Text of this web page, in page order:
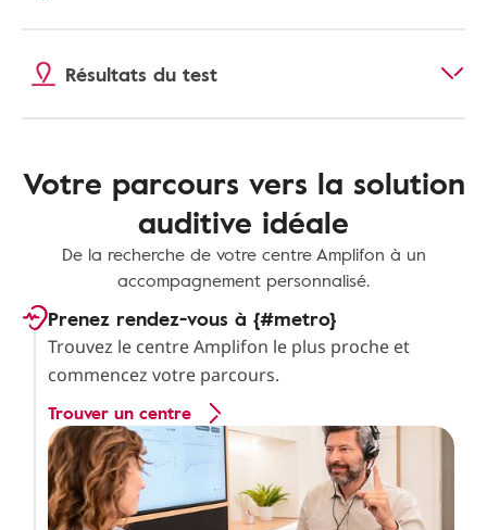
Résultats du test
Votre parcours vers la solution
auditive idéale
De la recherche de votre centre Amplifon à un
accompagnement personnalisé.
Prenez rendez-vous à {#metro}
Trouvez le centre Amplifon le plus proche et
commencez votre parcours.
Trouver un centre